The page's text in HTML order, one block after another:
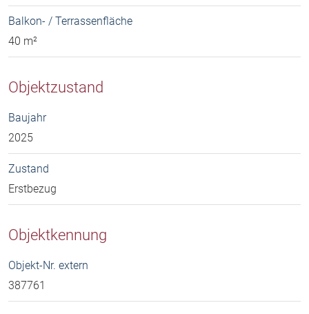
Balkon- / Terrassenfläche
40 m²
Objektzustand
Baujahr
2025
Zustand
Erstbezug
Objektkennung
Objekt-Nr. extern
387761